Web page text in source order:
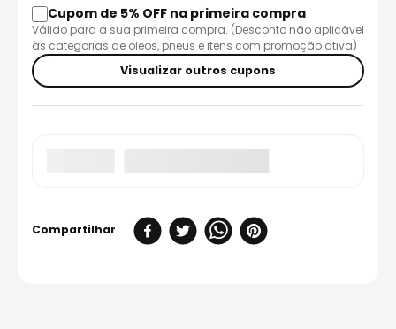
Cupom de 5% OFF na primeira compra
Válido para a sua primeira compra. (Desconto não aplicável
às categorias de óleos, pneus e itens com promoção ativa)
Visualizar outros cupons